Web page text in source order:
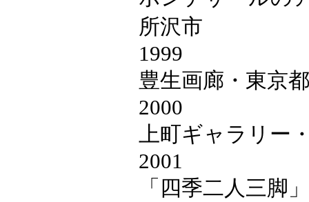
所沢市
1999
豊生画廊・東京
2000
上町ギャラリー
2001
「四季二人三脚